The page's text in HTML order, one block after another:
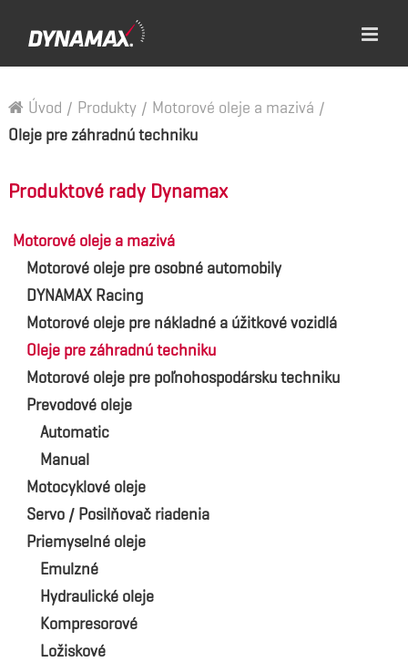
Úvod / Produkty / Motorové oleje a mazivá /
Oleje pre záhradnú techniku
Produktové rady Dynamax
Motorové oleje a mazivá
Motorové oleje pre osobné automobily
DYNAMAX Racing
Motorové oleje pre nákladné a úžitkové vozidlá
Oleje pre záhradnú techniku
Motorové oleje pre poľnohospodársku techniku
Prevodové oleje
Automatic
Manual
Motocyklové oleje
Servo / Posilňovač riadenia
Priemyselné oleje
Emulzné
Hydraulické oleje
Kompresorové
Ložiskové